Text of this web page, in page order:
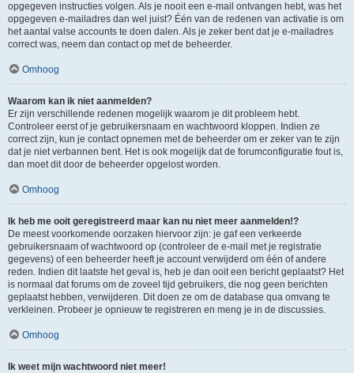
opgegeven instructies volgen. Als je nooit een e-mail ontvangen hebt, was het
opgegeven e-mailadres dan wel juist? Één van de redenen van activatie is om
het aantal valse accounts te doen dalen. Als je zeker bent dat je e-mailadres
correct was, neem dan contact op met de beheerder.
Omhoog
Waarom kan ik niet aanmelden?
Er zijn verschillende redenen mogelijk waarom je dit probleem hebt.
Controleer eerst of je gebruikersnaam en wachtwoord kloppen. Indien ze
correct zijn, kun je contact opnemen met de beheerder om er zeker van te zijn
dat je niet verbannen bent. Het is ook mogelijk dat de forumconfiguratie fout is,
dan moet dit door de beheerder opgelost worden.
Omhoog
Ik heb me ooit geregistreerd maar kan nu niet meer aanmelden!?
De meest voorkomende oorzaken hiervoor zijn: je gaf een verkeerde
gebruikersnaam of wachtwoord op (controleer de e-mail met je registratie
gegevens) of een beheerder heeft je account verwijderd om één of andere
reden. Indien dit laatste het geval is, heb je dan ooit een bericht geplaatst? Het
is normaal dat forums om de zoveel tijd gebruikers, die nog geen berichten
geplaatst hebben, verwijderen. Dit doen ze om de database qua omvang te
verkleinen. Probeer je opnieuw te registreren en meng je in de discussies.
Omhoog
Ik weet mijn wachtwoord niet meer!